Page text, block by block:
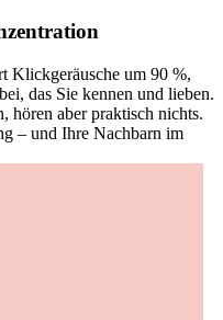
Klickgeräusche um 90 %,
das Sie kennen und lieben.
hören aber praktisch nichts.
– und Ihre Nachbarn im